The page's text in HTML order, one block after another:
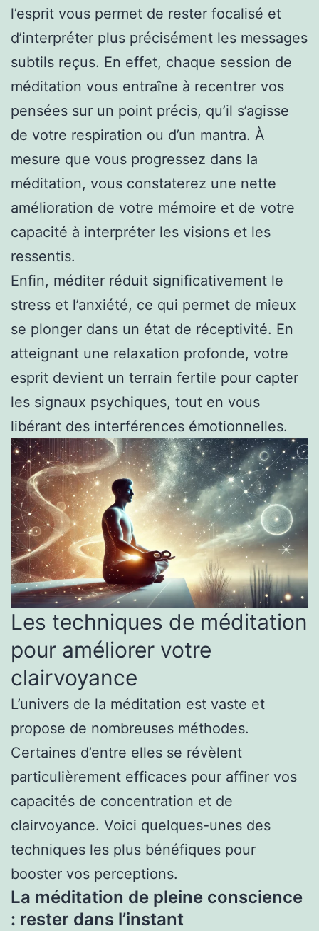
l’esprit vous permet de rester focalisé et
d’interpréter plus précisément les messages
subtils reçus. En effet, chaque session de
méditation vous entraîne à recentrer vos
pensées sur un point précis, qu’il s’agisse
de votre respiration ou d’un mantra. À
mesure que vous progressez dans la
méditation, vous constaterez une nette
amélioration de votre mémoire et de votre
capacité à interpréter les visions et les
ressentis.
Enfin, méditer réduit significativement le
stress et l’anxiété, ce qui permet de mieux
se plonger dans un état de réceptivité. En
atteignant une relaxation profonde, votre
esprit devient un terrain fertile pour capter
les signaux psychiques, tout en vous
libérant des interférences émotionnelles.
Les techniques de méditation
pour améliorer votre
clairvoyance
L’univers de la méditation est vaste et
propose de nombreuses méthodes.
Certaines d’entre elles se révèlent
particulièrement efficaces pour affiner vos
capacités de concentration et de
clairvoyance. Voici quelques-unes des
techniques les plus bénéfiques pour
booster vos perceptions.
La méditation de pleine conscience
: rester dans l’instant